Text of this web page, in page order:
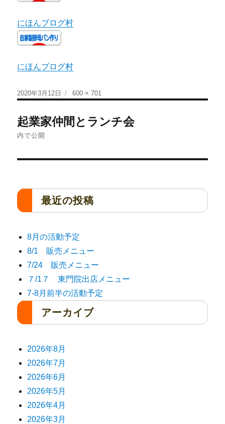
にほんブログ村
にほんブログ村
2020年3月12日 600 × 701
起業家仲間とランチ会
内で公開
最近の投稿
8月の活動予定
8/1 販売メニュー
7/24 販売メニュー
７/1７ 東門院出店メニュー
7-8月前半の活動予定
アーカイブ
2026年8月
2026年7月
2026年6月
2026年5月
2026年4月
2026年3月